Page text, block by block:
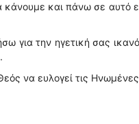
και πάνω σε αυτό
την ηγετική σας
να ευλογεί τις Ηνωμένες